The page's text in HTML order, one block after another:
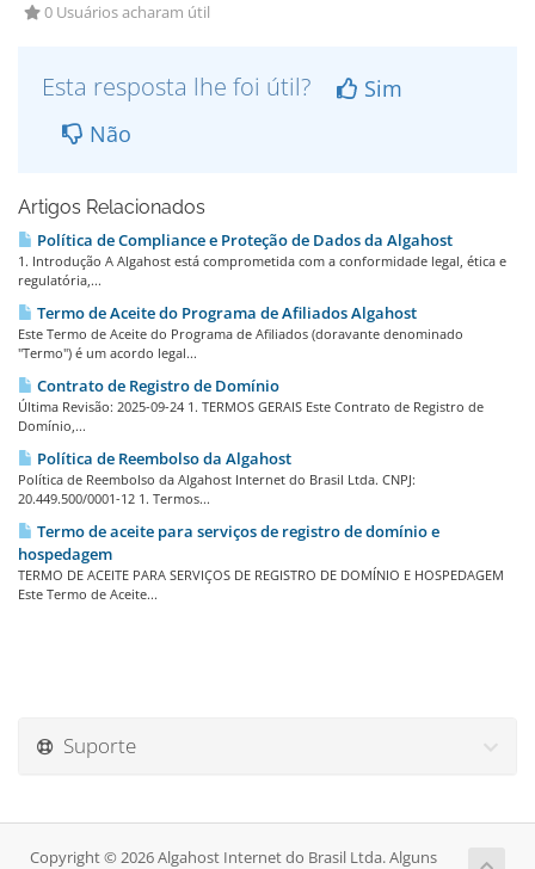
0 Usuários acharam útil
Esta resposta lhe foi útil?
Sim
Não
Artigos Relacionados
Política de Compliance e Proteção de Dados da Algahost
1. Introdução A Algahost está comprometida com a conformidade legal, ética e
regulatória,...
Termo de Aceite do Programa de Afiliados Algahost
Este Termo de Aceite do Programa de Afiliados (doravante denominado
"Termo") é um acordo legal...
Contrato de Registro de Domínio
Última Revisão: 2025-09-24 1. TERMOS GERAIS Este Contrato de Registro de
Domínio,...
Política de Reembolso da Algahost
Política de Reembolso da Algahost Internet do Brasil Ltda. CNPJ:
20.449.500/0001-12 1. Termos...
Termo de aceite para serviços de registro de domínio e
hospedagem
TERMO DE ACEITE PARA SERVIÇOS DE REGISTRO DE DOMÍNIO E HOSPEDAGEM
Este Termo de Aceite...
Suporte
Copyright © 2026 Algahost Internet do Brasil Ltda. Alguns